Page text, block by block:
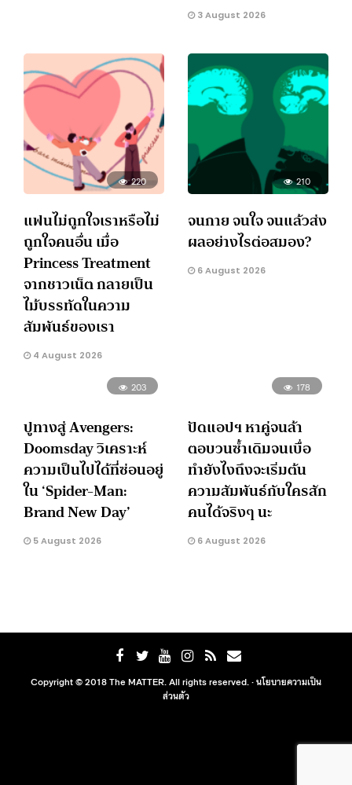
3 August 2026
220
แฟนไม่ถูกใจเราหรือไม่
ถูกใจคนอื่น เมื่อ
Princess Treatment
จากชาวเน็ต กลายเป็น
ไม้บรรทัดในความ
สัมพันธ์ของเรา
4 August 2026
210
จนกาย จนใจ จนแล้วส่ง
ผลอย่างไรต่อสมอง?
6 August 2026
203
ปูทางสู่ Avengers:
Doomsday วิเคราะห์
ความเป็นไปได้ที่ซ่อนอยู่
ใน ‘Spider-Man:
Brand New Day’
5 August 2026
178
ปัดแอปฯ หาคู่จนล้า
ตอบวนซ้ำเดิมจนเบื่อ
ทำยังไงถึงจะเริ่มต้น
ความสัมพันธ์กับใครสัก
คนได้จริงๆ นะ
6 August 2026
Copyright © 2018 The MATTER. All rights reserved. ·นโยบายความเป็น
ส่วนตัว